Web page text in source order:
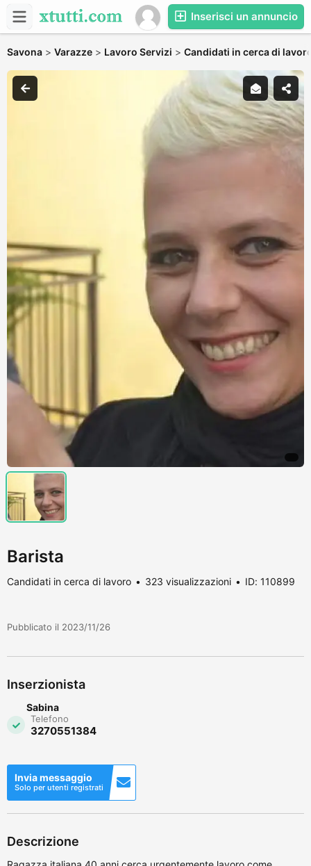
Inserisci un annuncio
Savona > Varazze > Lavoro Servizi > Candidati in cerca di
Barista
Candidati in cerca di lavoro 323 visualizzazioni ID: 110899
Pubblicato il 2023/11/26
Inserzionista
Sabina
Telefono
3270551384
Invia messaggio
Solo per utenti registrati
Descrizione